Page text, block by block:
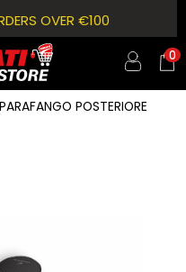
OVER €100
0
POSTERIORE